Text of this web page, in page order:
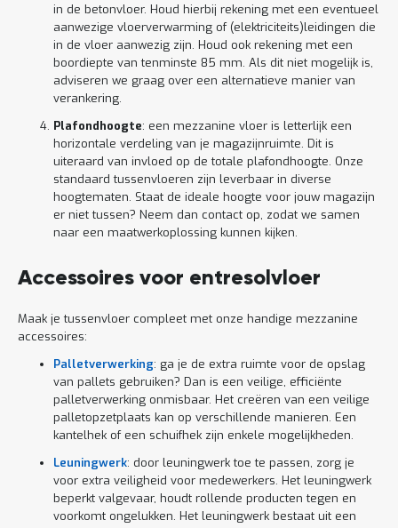
in de betonvloer. Houd hierbij rekening met een eventueel
aanwezige vloerverwarming of (elektriciteits)leidingen die
in de vloer aanwezig zijn. Houd ook rekening met een
boordiepte van tenminste 85 mm. Als dit niet mogelijk is,
adviseren we graag over een alternatieve manier van
verankering.
Plafondhoogte: een mezzanine vloer is letterlijk een
horizontale verdeling van je magazijnruimte. Dit is
uiteraard van invloed op de totale plafondhoogte. Onze
standaard tussenvloeren zijn leverbaar in diverse
hoogtematen. Staat de ideale hoogte voor jouw magazijn
er niet tussen? Neem dan contact op, zodat we samen
naar een maatwerkoplossing kunnen kijken.
Accessoires voor entresolvloer
Maak je tussenvloer compleet met onze handige mezzanine
accessoires:
Palletverwerking: ga je de extra ruimte voor de opslag
van pallets gebruiken? Dan is een veilige, efficiënte
palletverwerking onmisbaar. Het creëren van een veilige
palletopzetplaats kan op verschillende manieren. Een
kantelhek of een schuifhek zijn enkele mogelijkheden.
Leuningwerk: door leuningwerk toe te passen, zorg je
voor extra veiligheid voor medewerkers. Het leuningwerk
beperkt valgevaar, houdt rollende producten tegen en
voorkomt ongelukken. Het leuningwerk bestaat uit een